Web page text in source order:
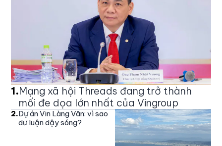
1.Mạng xã hội Threads đang trở thành
mối đe dọa lớn nhất của Vingroup
2.Dự án Vin Làng Vân: vì sao
dư luận dậy sóng?